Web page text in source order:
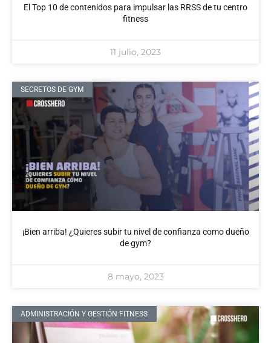
El Top 10 de contenidos para impulsar las RRSS de tu centro
fitness
11 julio, 2023
SECRETOS DE GYM
¡Bien arriba! ¿Quieres subir tu nivel de confianza como dueño
de gym?
8 mayo, 2023
ADMINISTRACIÓN Y GESTIÓN FITNESS